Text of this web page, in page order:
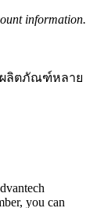
information.
ลิตภัณฑ์หลาย
you can